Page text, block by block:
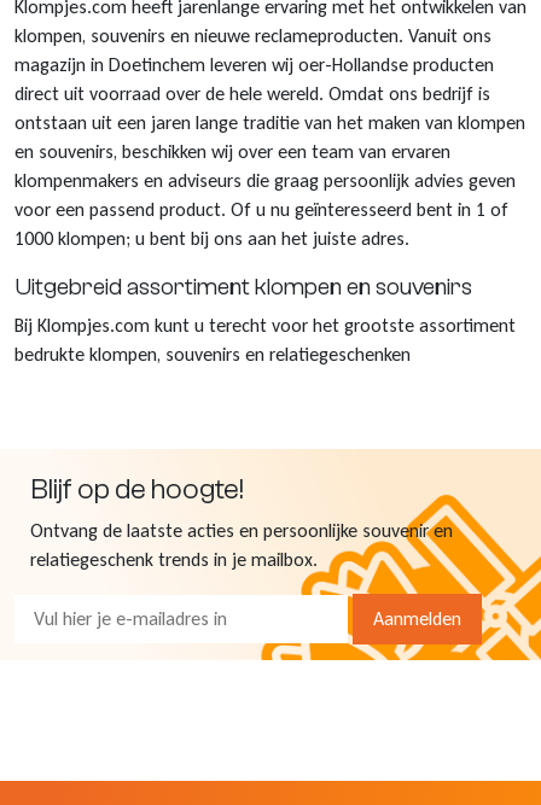
Klompjes.com heeft jarenlange ervaring met het ontwikkelen van
klompen, souvenirs en nieuwe reclameproducten. Vanuit ons
magazijn in Doetinchem leveren wij oer-Hollandse producten
direct uit voorraad over de hele wereld. Omdat ons bedrijf is
ontstaan uit een jaren lange traditie van het maken van klompen
en souvenirs, beschikken wij over een team van ervaren
klompenmakers en adviseurs die graag persoonlijk advies geven
voor een passend product. Of u nu geïnteresseerd bent in 1 of
1000 klompen; u bent bij ons aan het juiste adres.
Uitgebreid assortiment klompen en souvenirs
Bij Klompjes.com kunt u terecht voor het grootste assortiment
bedrukte klompen, souvenirs en relatiegeschenken
Blijf op de hoogte!
Ontvang de laatste acties en persoonlijke souvenir en
relatiegeschenk trends in je mailbox.